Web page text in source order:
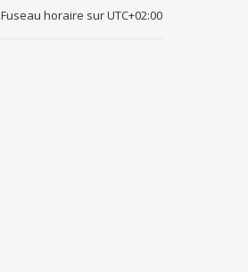
Fuseau horaire surUTC+02:00